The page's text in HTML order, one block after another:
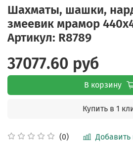
Шахматы, шашки,
змеевик мрамор
Артикул: R8789
(0) Добавить
37077.60 руб
В корзину
Купить в 1